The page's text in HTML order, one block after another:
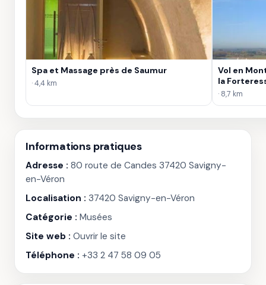
Spa et Massage près de Saumur
· 4,4 km
Vol en
la
· 8,7 km
Informations pratiques
Adresse : 80 route de Candes 37420 Savigny-
en-Véron
Localisation : 37420 Savigny-en-Véron
Catégorie : Musées
Site web : Ouvrir le site
Téléphone : +33 2 47 58 09 05